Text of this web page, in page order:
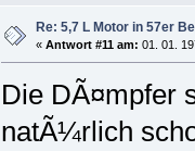
Re: 5,7 L Motor in 57er
« Antwort #11 am: 01. 01.
Die DÃ¤mpfer
natÃ¼rlich